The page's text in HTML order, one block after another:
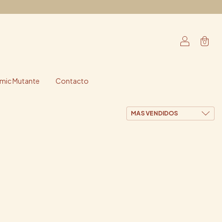
0
Mutante Contacto